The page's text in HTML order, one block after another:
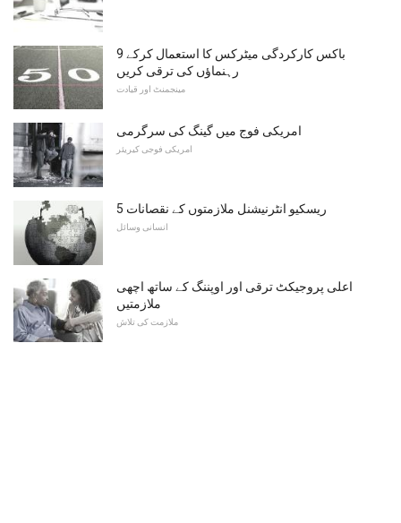
9 باکس کارکردگی میٹرکس کا استعمال کرکے
رہنماؤں کی ترقی کریں
مینجمنٹ اور قیادت
امریکی فوج میں گینگ کی سرگرمی
امریکی فوجی کیریئر
5 ریسکیو انٹرنیشنل ملازمتوں کے نقصانات
انسانی وسائل
اعلی پروجیکٹ ترقی اور اوپننگ کے ساتھ اچھی
ملازمتیں
ملازمت کی تلاش